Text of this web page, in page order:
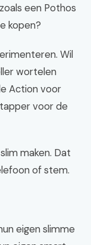
een Pothos
kopen?
Wil
wortelen
Action voor
voor de
maken. Dat
of stem.
eigen slimme